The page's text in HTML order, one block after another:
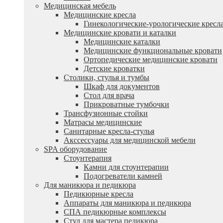
Медицинская мебель
Медицинские кресла
Гинекологические-урологические
Медицинские кровати и каталки
Медицинские каталки
Медицинские функциональные кровати
Ортопедические медицинские кровати
Детские кроватки
Столики, стулья и тумбы
Шкаф для документов
Стол для врача
Прикроватные тумбочки
Трансфузионные стойки
Матрасы медицинские
Санитарные кресла-стулья
Акссессуары для медицинской мебели
SPA оборудование
Стоунтерапия
Камни для стоунтерапии
Подогреватели камней
Для маникюра и педикюра
Педикюрные кресла
Аппараты для маникюра и педикюра
СПА педикюрные комплексы
Стул для мастера педикюра